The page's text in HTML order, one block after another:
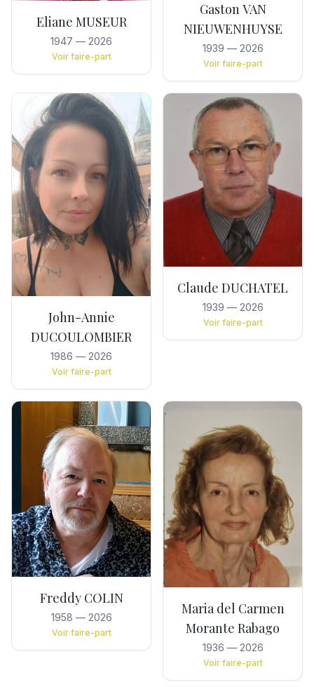
Eliane MUSEUR
1947 — 2026
Voir faire-part
Gaston VAN
NIEUWENHUYSE
1939 — 2026
Voir faire-part
John-Annie
DUCOULOMBIER
1986 — 2026
Voir faire-part
Claude DUCHATEL
1939 — 2026
Voir faire-part
Freddy COLIN
1958 — 2026
Voir faire-part
Maria del Carmen
Morante Rabago
1936 — 2026
Voir faire-part